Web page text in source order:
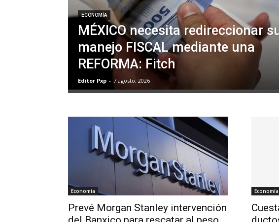
ECONOMÍA
MÉXICO necesita redireccionar
manejo FISCAL mediante una
REFORMA: Fitch
Editor Pxp - 7 agosto, 2026
Economía
Prevé Morgan Stanley intervención
Economía